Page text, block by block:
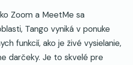
Zoom a MeetMe sa
Tango vyniká v ponuke
funkcií, ako je živé vysielanie,
darčeky. Je to skvelé pre